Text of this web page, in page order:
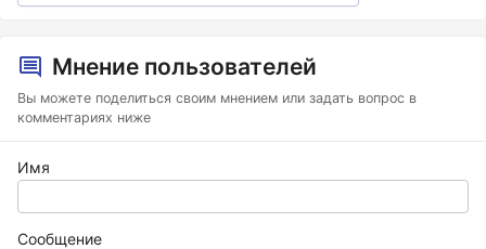
Мнение пользователей
Вы можете поделиться своим мнением или задать вопрос в
комментариях ниже
Имя
Сообщение